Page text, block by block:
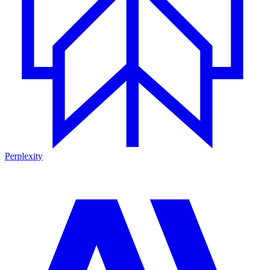
Perplexity